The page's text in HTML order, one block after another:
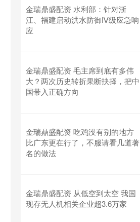
金瑞鼎盛配资 水利部：针对浙
江、福建启动洪水防御Ⅳ级应急响
应
金瑞鼎盛配资 毛主席到底有多伟
大？两次历史转折果断抉择，把中
国带入正确方向
金瑞鼎盛配资 吃鸡没有别的地方
比广东更在行了，不服请看几道著
名的做法
金瑞鼎盛配资 从低空到太空 我国
现存无人机相关企业超3.6万家